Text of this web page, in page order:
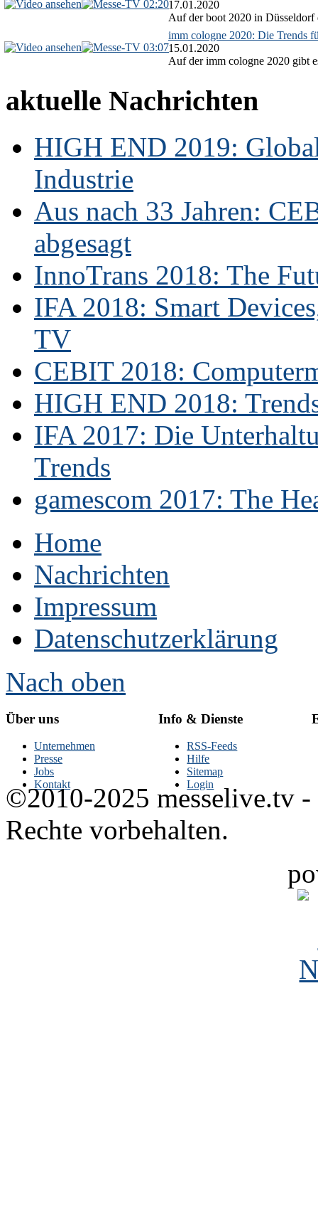
02:2017.01.2020
Auf der boot 2020 in Düsseldorf
03:07
imm cologne 2020: Die Trends
15.01.2020
Auf der imm cologne 2020 gibt
aktuelle Nachrichten
HIGH END 2019:
Industrie
Aus nach 33 Jahren:
abgesagt
InnoTrans 2018: The
IFA 2018: Smart
TV
CEBIT 2018:
HIGH END 2018:
IFA 2017: Die
Trends
gamescom 2017: The
Home
Nachrichten
Impressum
Datenschutzerklärung
Nach oben
Über uns
Unternehmen
Presse
Jobs
Kontakt
Info & Dienste
RSS-Feeds
Hilfe
Sitemap
Login
©2010-2025 messelive.tv -
Rechte vorbehalten.